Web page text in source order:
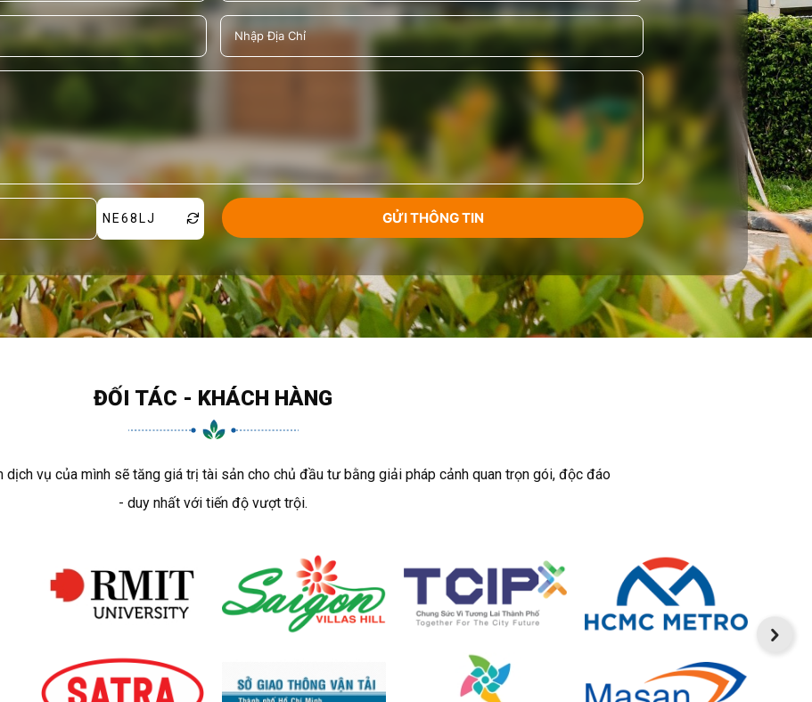
NE68LJ
ĐỐI TÁC - KHÁCH HÀNG
dịch vụ của mình sẽ tăng giá trị tài sản cho chủ đầu tư bằng giải pháp cảnh quan trọn gói, độc đáo
- duy nhất với tiến độ vượt trội.